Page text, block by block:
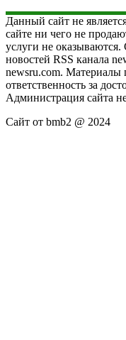
Данный сайт не
сайте ни чего не
услуги не оказываются.
новостей RSS канала
newsru.com. Материалы
ответственность за
Администрация сайта
Сайт от bmb2 @ 2024